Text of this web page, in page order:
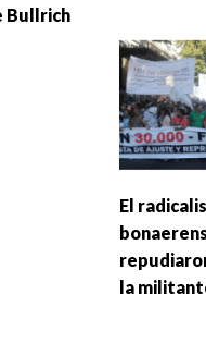
Bullrich
El
la